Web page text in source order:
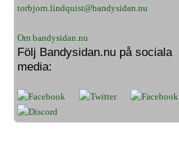
torbjorn.lindquist@bandysidan.nu
Om bandysidan.nu
Följ Bandysidan.nu på sociala
media: